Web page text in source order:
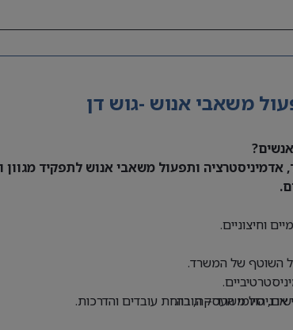
משאבי אנוש -גוש דן
ותפעול משאבי אנוש לתפקיד מגוון
וחיצוניים.
השוטף של המשרד.
סיומי העסקה, רווחת עובדים והדרכות.
או ניהול משרד – חובה.